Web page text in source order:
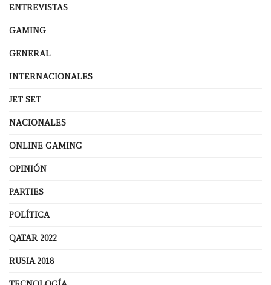
ENTREVISTAS
GAMING
GENERAL
INTERNACIONALES
JET SET
NACIONALES
ONLINE GAMING
OPINIÓN
PARTIES
POLÍTICA
QATAR 2022
RUSIA 2018